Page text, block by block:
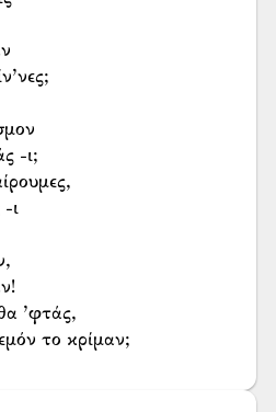
-ι;
ι
’φτάς,
το κρίμαν;